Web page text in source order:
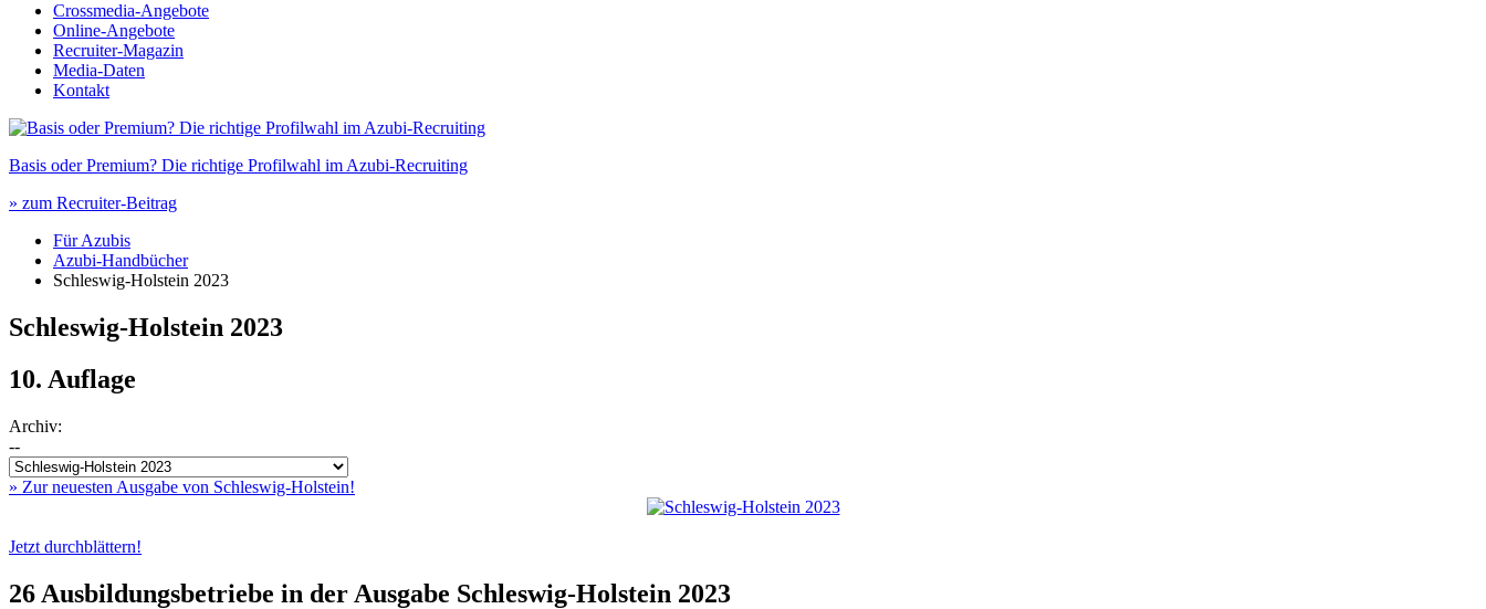
Crossmedia-Angebote
Online-Angebote
Recruiter-Magazin
Media-Daten
Kontakt
Basis oder Premium? Die richtige Profilwahl im Azubi-Recruiting
» zum Recruiter-Beitrag
Für Azubis
Azubi-Handbücher
Schleswig-Holstein 2023
Schleswig-Holstein 2023
10. Auflage
Archiv:
--
» Zur neuesten Ausgabe von Schleswig-Holstein!
Jetzt durchblättern!
26 Ausbildungsbetriebe in der Ausgabe Schleswig-Holstein 2023